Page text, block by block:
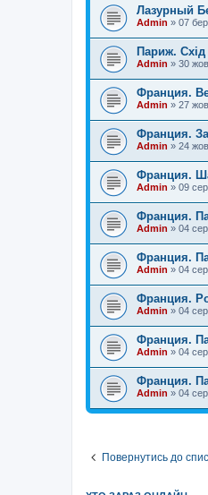
Лазурный
Admin » 07
Париж. Схід
Admin » 30
Франция.
Admin » 27
Франция.
Admin » 24
Франция.
Admin » 09
Франция.
Admin » 04
Франция.
Admin » 04
Франция.
Admin » 04
Франция.
Admin » 04
Франция.
Admin » 04
Повернутись до